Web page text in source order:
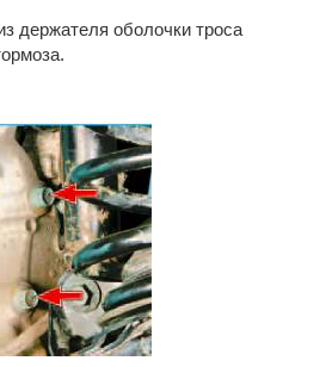
держателя оболочки троса